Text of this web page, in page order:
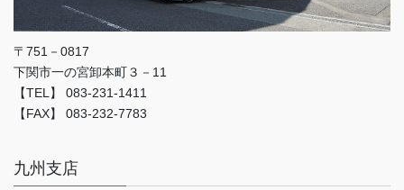
〒751－0817
下関市一の宮卸本町３－11
【TEL】 083-231-1411
【FAX】 083-232-7783
九州支店